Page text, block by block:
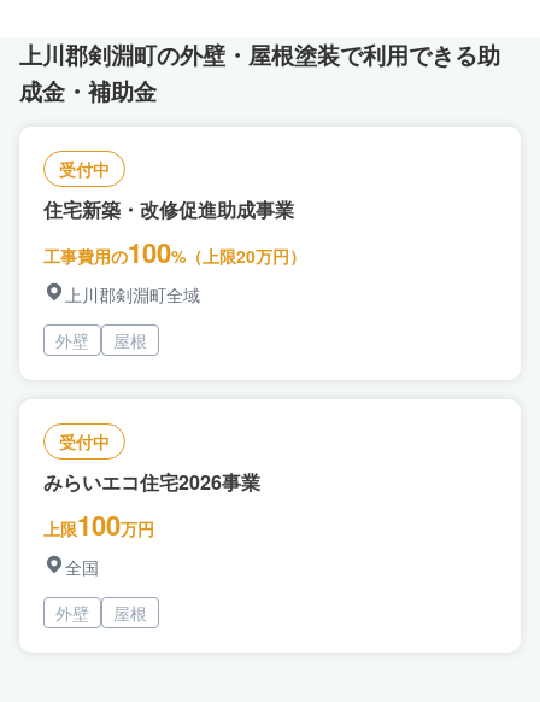
上川郡剣淵町の外壁・屋根塗装で利用できる助
成金・補助金
受付中
住宅新築・改修促進助成事業
工事費用の100%（上限20万円）
上川郡剣淵町全域
外壁
屋根
受付中
みらいエコ住宅2026事業
上限100万円
全国
外壁
屋根